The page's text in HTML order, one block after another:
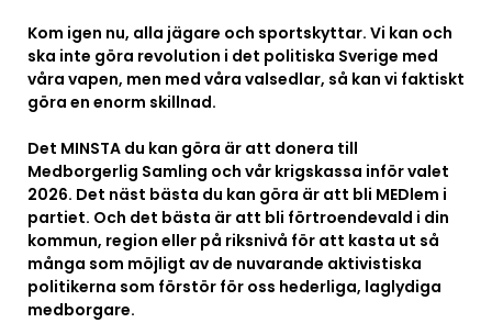
Kom igen nu, alla jägare och sportskyttar. Vi kan och
ska inte göra revolution i det politiska Sverige med
våra vapen, men med våra valsedlar, så kan vi faktiskt
göra en enorm skillnad.
Det MINSTA du kan göra är att donera till
Medborgerlig Samling och vår krigskassa inför valet
2026. Det näst bästa du kan göra är att bli MEDlem i
partiet. Och det bästa är att bli förtroendevald i din
kommun, region eller på riksnivå för att kasta ut så
många som möjligt av de nuvarande aktivistiska
politikerna som förstör för oss hederliga, laglydiga
medborgare.